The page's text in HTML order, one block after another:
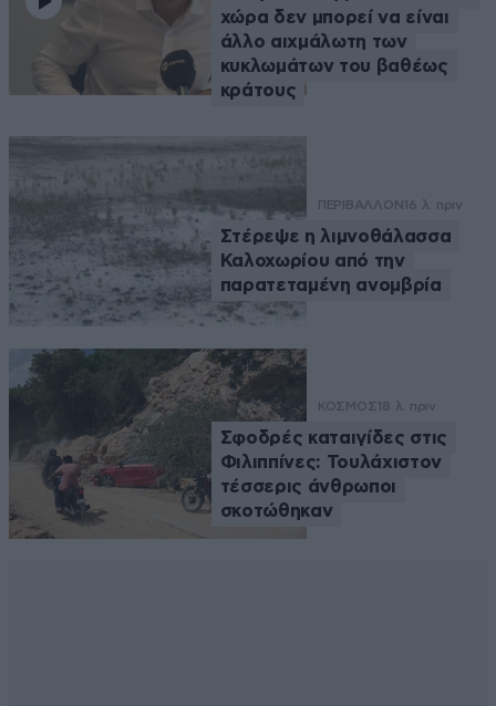
χώρα δεν μπορεί να είναι
άλλο αιχμάλωτη των
κυκλωμάτων του βαθέως
κράτους
ΠΕΡΙΒΑΛΛΟΝ 16 λ. πριν
Στέρεψε η λιμνοθάλασσα
Καλοχωρίου από την
παρατεταμένη ανομβρία
ΚΟΣΜΟΣ 18 λ. πριν
Σφοδρές καταιγίδες στις
Φιλιππίνες: Τουλάχιστον
τέσσερις άνθρωποι
σκοτώθηκαν